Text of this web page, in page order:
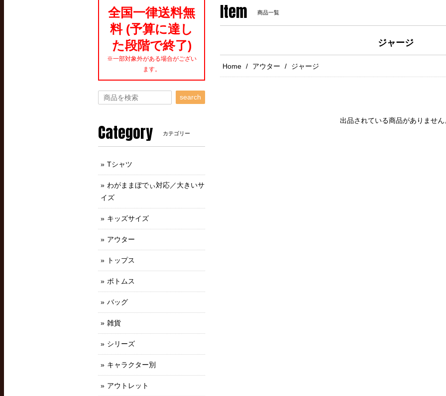
Item 商品一覧
ジャージ
Home アウター ジャージ
出品されている商品がありません
全国一律送料無
料 (予算に達し
た段階で終了)
※一部対象外がある場合がござい
ます。
search
Category カテゴリー
Tシャツ
わがままぼでぃ対応／大きいサ
イズ
キッズサイズ
アウター
トップス
ボトムス
バッグ
雑貨
シリーズ
キャラクター別
アウトレット